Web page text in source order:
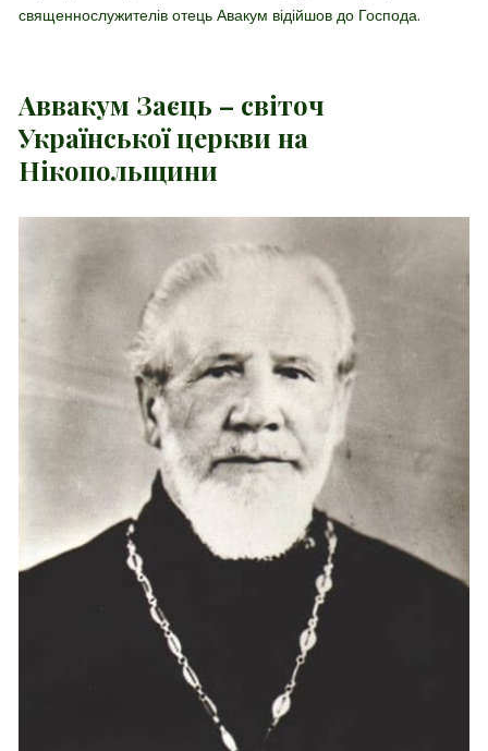
священнослужителів отець Авакум відійшов до Господа.
Аввакум Заєць – світоч
Української церкви на
Нікопольщини